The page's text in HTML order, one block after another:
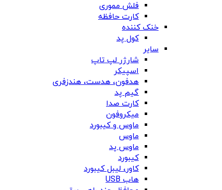
فلش مموری
کارت حافظه
خنک کننده
کول پد
سایر
شارژر لپ تاپ
اسپیکر
هدفون، هدست، هندزفری
گیم پد
کارت صدا
میکروفون
ماوس و کیبورد
ماوس
ماوس پد
کیبورد
کاور، لیبل کیبورد
هاب USB